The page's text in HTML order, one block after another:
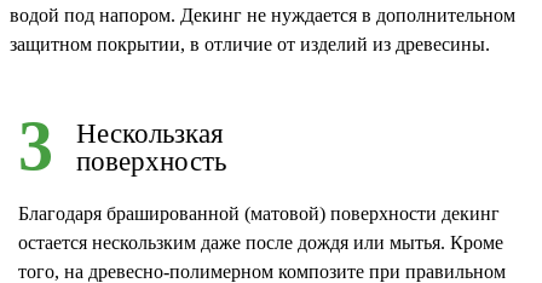
водой под напором. Декинг не нуждается в дополнительном
защитном покрытии, в отличие от изделий из древесины.
3
Нескользкая
поверхность
Благодаря брашированной (матовой) поверхности декинг
остается нескользким даже после дождя или мытья. Кроме
того, на древесно-полимерном композите при правильном